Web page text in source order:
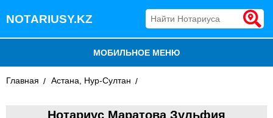
NOTARIUSY.KZ
МОБИЛЬНОЕ МЕНЮ
БЛОГ
ДОБАВИТЬ КОМПАНИЮ
Главная Астана, Нур-Султан
Нотариус Маратова Зульфия